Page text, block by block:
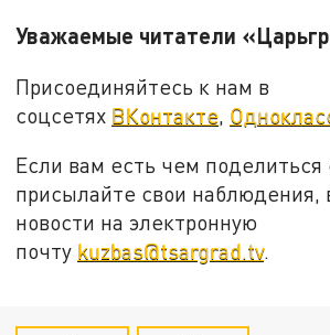
Уважаемые читатели
Присоединяйтесь к нам в
соцсетях ВКонтакте
Если вам есть чем поделиться
присылайте свои наблюдения,
новости на электронную
почту kuzbas@tsargrad.tv.